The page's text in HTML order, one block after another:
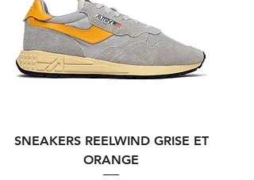
SNEAKERS REELWIND GRISE ET
ORANGE